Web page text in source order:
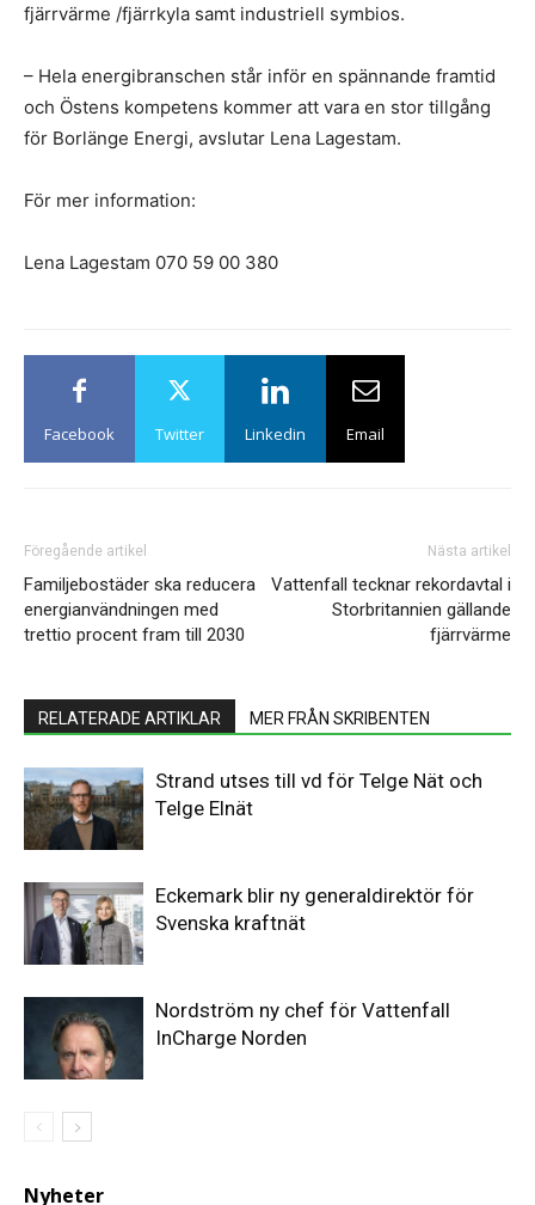
fjärrvärme /fjärrkyla samt industriell symbios.
– Hela energibranschen står inför en spännande framtid
och Östens kompetens kommer att vara en stor tillgång
för Borlänge Energi, avslutar Lena Lagestam.
För mer information:
Lena Lagestam 070 59 00 380
Facebook Twitter Linkedin Email
Föregående artikel
Familjebostäder ska reducera
energianvändningen med
trettio procent fram till 2030
Nästa artikel
Vattenfall tecknar rekordavtal i
Storbritannien gällande
fjärrvärme
RELATERADE ARTIKLAR MER FRÅN SKRIBENTEN
Strand utses till vd för Telge Nät och
Telge Elnät
Eckemark blir ny generaldirektör för
Svenska kraftnät
Nordström ny chef för Vattenfall
InCharge Norden
Nyheter